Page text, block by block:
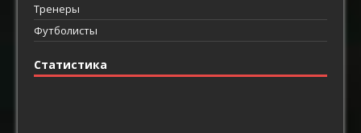
Тренеры
Футболисты
Статистика